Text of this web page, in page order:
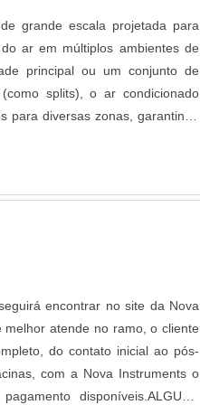
grande escala projetada para
ar em múltiplos ambientes de
principal ou um conjunto de
splits), o ar condicionado
diversas zonas, garantindo
encontrar no site da Nova
atende no ramo, o cliente
do contato inicial ao pós-
com a Nova Instruments o
disponíveis.ALGUNS